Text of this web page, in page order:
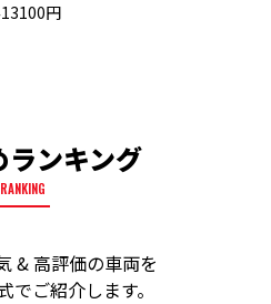
円
ランキング
RANKING
& 高評価の車両を
でご紹介します。